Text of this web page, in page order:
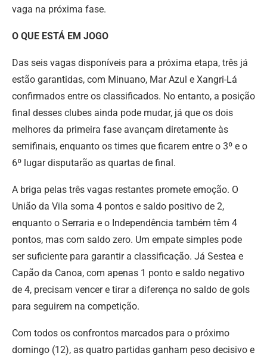
vaga na próxima fase.
O QUE ESTÁ EM JOGO
Das seis vagas disponíveis para a próxima etapa, três já
estão garantidas, com Minuano, Mar Azul e Xangri-Lá
confirmados entre os classificados. No entanto, a posição
final desses clubes ainda pode mudar, já que os dois
melhores da primeira fase avançam diretamente às
semifinais, enquanto os times que ficarem entre o 3º e o
6º lugar disputarão as quartas de final.
A briga pelas três vagas restantes promete emoção. O
União da Vila soma 4 pontos e saldo positivo de 2,
enquanto o Serraria e o Independência também têm 4
pontos, mas com saldo zero. Um empate simples pode
ser suficiente para garantir a classificação. Já Sestea e
Capão da Canoa, com apenas 1 ponto e saldo negativo
de 4, precisam vencer e tirar a diferença no saldo de gols
para seguirem na competição.
Com todos os confrontos marcados para o próximo
domingo (12), as quatro partidas ganham peso decisivo e